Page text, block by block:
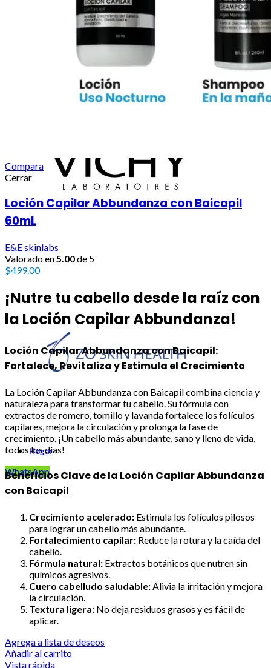
Hogar
WhatsApp
Compara
Cerrar
Loción Capilar Abbundanza con Baicapil
60mL
E&E skinlabs
Valorado en 5.00de 5
$499.00
¡Nutre tu cabello desde la raíz con
la Loción Capilar Abbundanza!
Loción Capilar Abbundanza con Baicapil:
Fortalece, Revitaliza y Estimula el Crecimiento
La Loción Capilar Abbundanza con Baicapil combina ciencia y
naturaleza para transformar tu cabello. Su fórmula con
extractos de romero, tomillo y lavanda fortalece los folículos
capilares, mejora la circulación y prolonga la fase de
crecimiento. ¡Un cabello más abundante, sano y lleno de vida,
todos los días!
Beneficios Clave de la Loción Capilar Abbundanza
con Baicapil
Crecimiento acelerado: Estimula los folículos pilosos
para lograr un cabello más abundante.
Fortalecimiento capilar: Reduce la rotura y la caída del
cabello.
Fórmula natural: Extractos botánicos que nutren sin
químicos agresivos.
Cuero cabelludo saludable:Alivia la irritación y mejora
la circulación.
Textura ligera: No deja residuos grasos y es fácil de
aplicar.
Agrega a lista de deseos
Añadir al carrito
Vista rápida